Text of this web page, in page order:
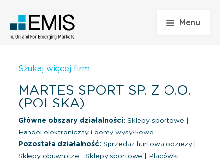
Menu
Szukaj więcej firm
MARTES SPORT SP. Z O.O.
(POLSKA)
Główne obszary działalności: Sklepy sportowe
Handel elektroniczny i domy wysyłkowe
Pozostała działalność: Sprzedaż hurtowa odzieży
Sklepy obuwnicze
Sklepy sportowe
Placówki